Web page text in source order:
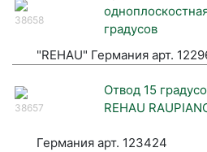
38658
градусов
"REHAU" Германия арт.
38657
Отвод 15
REHAU
Германия арт. 123424